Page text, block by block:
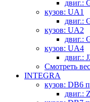
двиг.:
кузов: UA1
двиг.:
кузов: UA2
двиг.:
кузов: UA4
двиг.:
Смотреть
INTEGRA
кузов: DB6
двиг.: